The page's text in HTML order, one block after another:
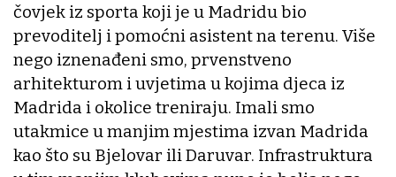
čovjek iz sporta koji je u Madridu bio
prevoditelj i pomoćni asistent na terenu. Više
nego iznenađeni smo, prvenstveno
arhitekturom i uvjetima u kojima djeca iz
Madrida i okolice treniraju. Imali smo
utakmice u manjim mjestima izvan Madrida
kao što su Bjelovar ili Daruvar. Infrastruktura